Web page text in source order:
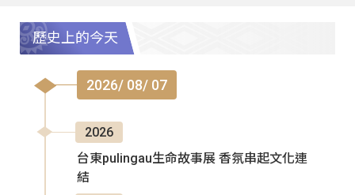
歷史上的今天
2026/ 08/ 07
2026
台東pulingau生命故事展 香氛串起文化連
結